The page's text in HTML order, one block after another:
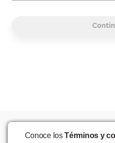
Conoce losTérminos y